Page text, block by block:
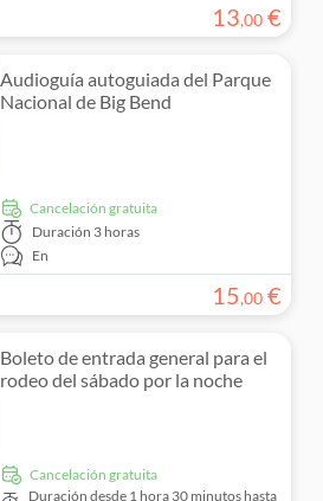
13,00 €
Audioguía autoguiada del Parque
Nacional de Big Bend
cancelación gratuita
Duración 3 horas
En
15,00 €
Boleto de entrada general para el
rodeo del sábado por la noche
cancelación gratuita
Duración desde 1 hora 30 minutos hasta